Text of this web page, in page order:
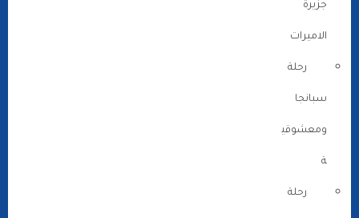
جزيرة
الاميرات
رحلة
سبانجا
ومعشوقي
ة
رحلة